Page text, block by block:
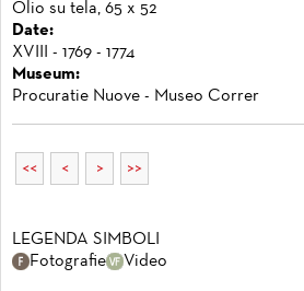
Olio su tela, 65 x 52
Date:
XVIII - 1769 - 1774
Museum:
Procuratie Nuove - Museo Correr
<< < > >>
LEGENDA SIMBOLI
Fotografie
Video